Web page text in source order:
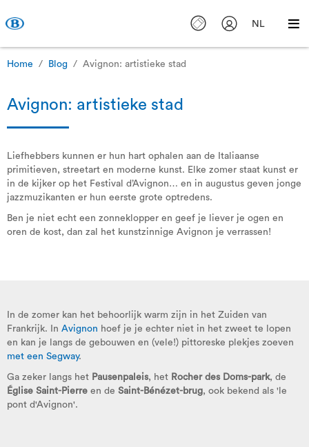
NL
Home Blog Avignon: artistieke stad
Avignon: artistieke stad
Liefhebbers kunnen er hun hart ophalen aan de Italiaanse
primitieven, streetart en moderne kunst. Elke zomer staat kunst er
in de kijker op het Festival d’Avignon… en in augustus geven jonge
jazzmuzikanten er hun eerste grote optredens.
Ben je niet echt een zonneklopper en geef je liever je ogen en
oren de kost, dan zal het kunstzinnige Avignon je verrassen!
In de zomer kan het behoorlijk warm zijn in het Zuiden van
Frankrijk. In Avignon hoef je je echter niet in het zweet te lopen
en kan je langs de gebouwen en (vele!) pittoreske plekjes zoeven
met een Segway.
Ga zeker langs het Pausenpaleis, het Rocher des Doms-park, de
Église Saint-Pierre en de Saint-Bénézet-brug, ook bekend als 'le
pont d'Avignon'.